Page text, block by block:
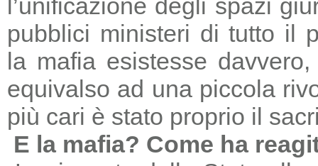
l’unificazione degli spazi
pubblici ministeri di tutto il
la mafia esistesse
equivalso ad una piccola
più cari è stato proprio il
E la mafia? Come ha